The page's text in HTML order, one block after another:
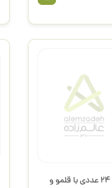
آبرنگ 24 عددی با قلمو و